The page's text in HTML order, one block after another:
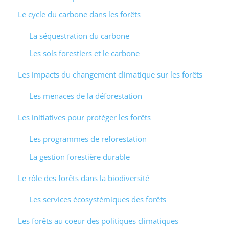
Le cycle du carbone dans les forêts
La séquestration du carbone
Les sols forestiers et le carbone
Les impacts du changement climatique sur les forêts
Les menaces de la déforestation
Les initiatives pour protéger les forêts
Les programmes de reforestation
La gestion forestière durable
Le rôle des forêts dans la biodiversité
Les services écosystémiques des forêts
Les forêts au coeur des politiques climatiques